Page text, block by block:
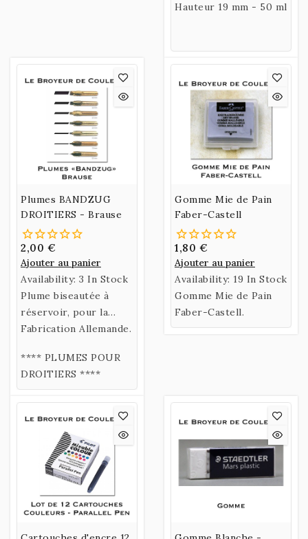
Hauteur 19 mm - 50 ml
Plumes BANDZUG
DROITIERS - Brause
2,00 €
Ajouter au panier
Availability: 3 In Stock
Plume biseautée à
réservoir, pour la
calligraphie latine. Par
et la précision de ses
déliés, elle donne des
Fabrication Allemande.
**** PLUMES POUR
DROITIERS ****
Gomme Mie de Pain
Faber-Castell
1,80 €
Ajouter au panier
Availability: 19 In Stock
Gomme Mie de Pain
Faber-Castell.